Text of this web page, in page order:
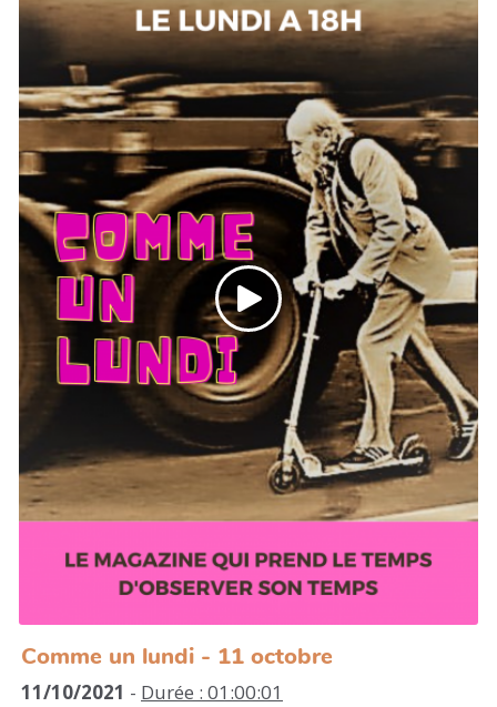
Café, des vélos électriques à Mont-de-Marsan...
- Rencontre avec le collectif pour une démocratie
ouverte
- Un pavé dans ta gueule : la révolution espagnole
(première partie)
- La revue de presse de la semaine
- la découverte musicale : Sound Therapy par
Manjul
- Carte Blanche à Eudoxie : Connexion de Kae
Tempest
Comme un lundi - 11 octobre
11/10/2021 - Durée : 01:00:01